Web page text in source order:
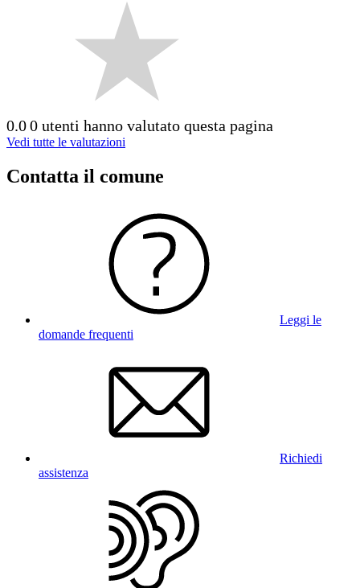
0.00 utenti hanno valutato questa pagina
Vedi tutte le valutazioni
Contatta il comune
Leggi le
domande frequenti
Richiedi
assistenza